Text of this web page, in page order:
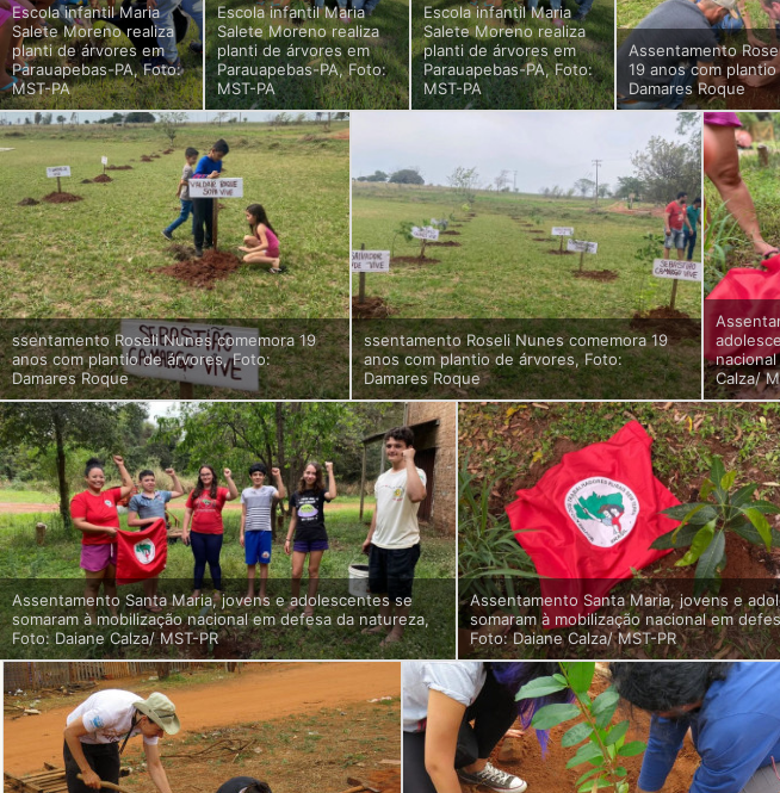
Escola infantil Maria
Salete Moreno realiza
planti de árvores em
Parauapebas-PA, Foto:
MST-PA
Escola infantil Maria
Salete Moreno realiza
planti de árvores em
Parauapebas-PA, Foto:
MST-PA
Escola infantil Maria
Salete Moreno realiza
planti de árvores em
Parauapebas-PA, Foto:
MST-PA
Assentamento
19 anos com
Damares Roque
ssentamento Roseli Nunes comemora 19
anos com plantio de árvores, Foto:
Damares Roque
ssentamento Roseli Nunes comemora 19
anos com plantio de árvores, Foto:
Damares Roque
Calza/
Assentamento Santa Maria, jovens e adolescentes se
somaram à mobilização nacional em defesa da natureza,
Foto: Daiane Calza/ MST-PR
Assentamento Santa Maria, jovens e
somaram à mobilização nacional em
Foto: Daiane Calza/ MST-PR